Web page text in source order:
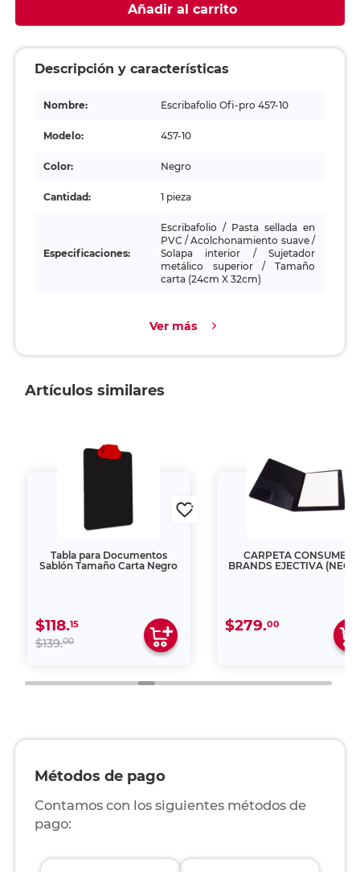
Añadir al carrito
Descripción y características
Nombre: Escribafolio Ofi-pro 457-10
Modelo: 457-10
Color: Negro
Cantidad: 1 pieza
Especificaciones:
Escribafolio / Pasta sellada en
PVC / Acolchonamiento suave /
Solapa interior / Sujetador
metálico superior / Tamaño
carta (24cm X 32cm)
Ver más
Artículos similares
Tabla para Documentos
Sablón Tamaño Carta Negro
$118.15
$139.00
CARPETA CONSUMER
BRANDS EJECTIVA
$279.00
Métodos de pago
Contamos con los siguientes métodos de
pago: